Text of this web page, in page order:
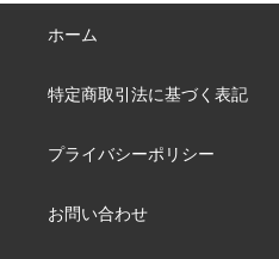
ホーム
特定商取引法に基づく表記
プライバシーポリシー
お問い合わせ